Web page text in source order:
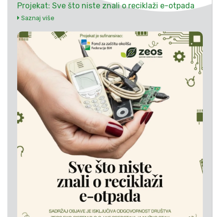
Projekat: Sve što niste znali o reciklaži e-otpada
Saznaj više